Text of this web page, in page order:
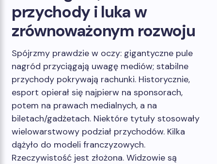
przychody i luka w
zrównoważonym rozwoju
Spójrzmy prawdzie w oczy: gigantyczne pule
nagród przyciągają uwagę mediów; stabilne
przychody pokrywają rachunki. Historycznie,
esport opierał się najpierw na sponsorach,
potem na prawach medialnych, a na
biletach/gadżetach. Niektóre tytuły stosowały
wielowarstwowy podział przychodów. Kilka
dążyło do modeli franczyzowych.
Rzeczywistość jest złożona. Widzowie są